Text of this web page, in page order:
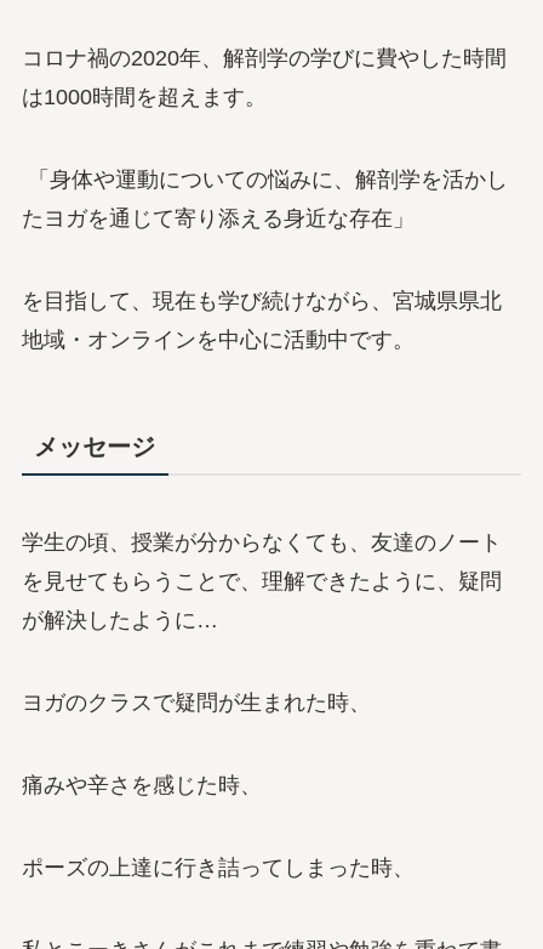
コロナ禍の2020年、解剖学の学びに費やした時間
は1000時間を超えます。
「身体や運動についての悩みに、解剖学を活かし
たヨガを通じて寄り添える身近な存在」
を目指して、現在も学び続けながら、宮城県県北
地域・オンラインを中心に活動中です。
メッセージ
学生の頃、授業が分からなくても、友達のノート
を見せてもらうことで、理解できたように、疑問
が解決したように…
ヨガのクラスで疑問が生まれた時、
痛みや辛さを感じた時、
ポーズの上達に行き詰ってしまった時、